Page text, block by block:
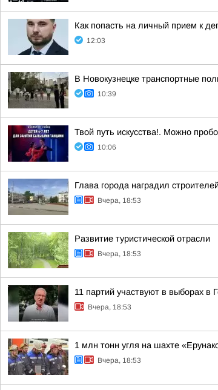
Как попасть на личный прием к
12:03
В Новокузнецке транспортные
10:39
Твой путь искусства!. Можно
10:06
Глава города наградил
Вчера, 18:53
Развитие туристической отрасли
Вчера, 18:53
11 партий участвуют в выборах в
Вчера, 18:53
1 млн тонн угля на шахте
Вчера, 18:53